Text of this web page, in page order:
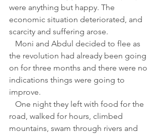
were anything but happy. The
economic situation deteriorated, and
scarcity and suffering arose.
the revolution had already been going
on for three months and there were no
indications things were going to
improve.
road, walked for hours, climbed
mountains, swam through rivers and